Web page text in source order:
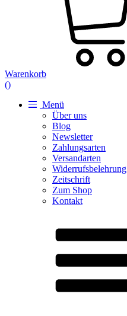
Warenkorb
()
Menü
Über uns
Blog
Newsletter
Zahlungsarten
Versandarten
Widerrufsbelehrung
Zeitschrift
Zum Shop
Kontakt